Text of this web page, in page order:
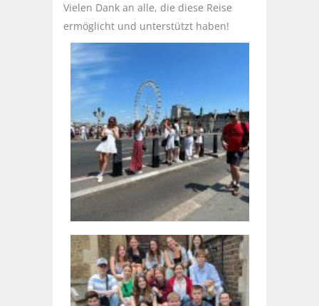
Vielen Dank an alle, die diese Reise
ermöglicht und unterstützt haben!